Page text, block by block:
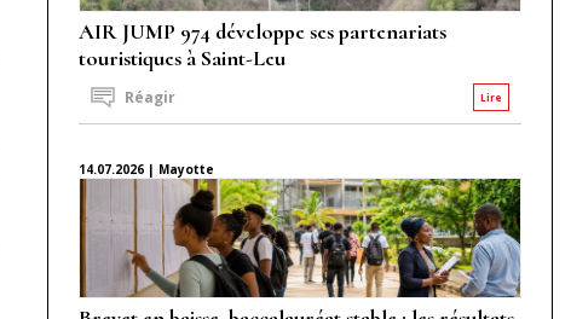
AIR JUMP 974 développe ses partenariats
touristiques à Saint-Leu
Lire
Réagir
14.07.2026 | Mayotte